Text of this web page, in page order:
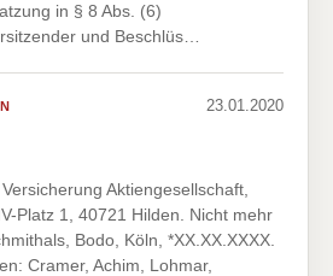
in § 8 Abs. (6)
und Beschlüs…
23.01.2020
Aktiengesellschaft,
Platz 1, 40721 Hilden. Nicht mehr
Bodo, Köln, *XX.XX.XXXX.
Cramer, Achim, Lohmar,